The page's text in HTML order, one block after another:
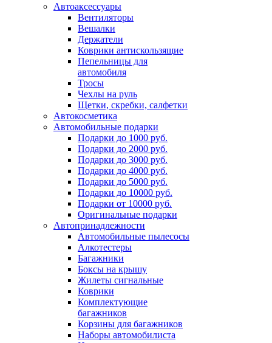
Автоаксессуары
Вентиляторы
Вешалки
Держатели
Коврики антискользящие
Пепельницы для
автомобиля
Тросы
Чехлы на руль
Щетки, скребки, салфетки
Автокосметика
Автомобильные подарки
Подарки до 1000 руб.
Подарки до 2000 руб.
Подарки до 3000 руб.
Подарки до 4000 руб.
Подарки до 5000 руб.
Подарки до 10000 руб.
Подарки от 10000 руб.
Оригинальные подарки
Автопринадлежности
Автомобильные пылесосы
Алкотестеры
Багажники
Боксы на крышу
Жилеты сигнальные
Коврики
Комплектующие
багажников
Корзины для багажников
Наборы автомобилиста